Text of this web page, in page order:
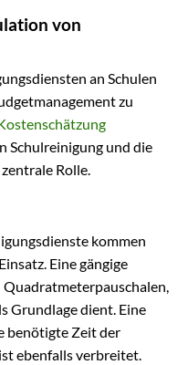
von
an Schulen
zu
Schulreinigung und die
Rolle.
kommen
Eine gängige
Grundlage dient. Eine
benötigte Zeit der
ebenfalls verbreitet.